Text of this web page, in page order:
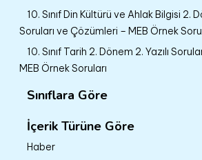
10. Sınıf Din Kültürü ve Ahlak Bilgisi 2.
Soruları ve Çözümleri – MEB Örnek
10. Sınıf Tarih 2. Dönem 2. Yazılı
MEB Örnek Soruları
Sınıflara Göre
İçerik Türüne Göre
Haber